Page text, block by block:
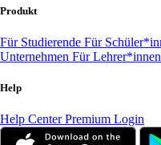
Produkt
Für Studierende Für
Unternehmen Für Lehrer*innen
Help
Help CenterPremium Login